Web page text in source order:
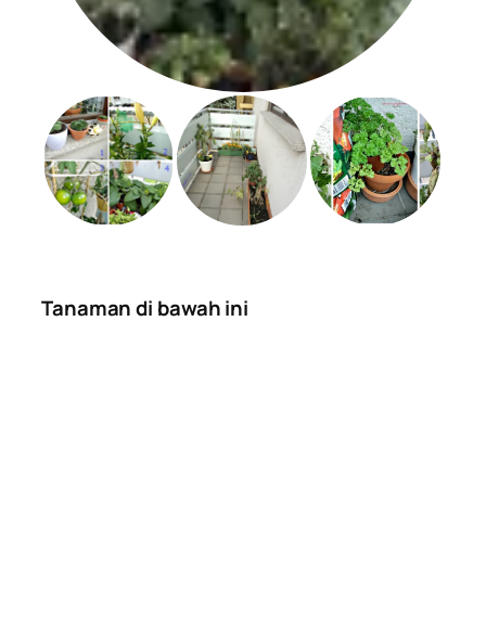
Tanaman di bawah ini